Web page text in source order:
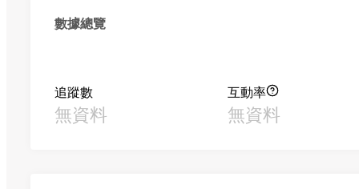
數據總覽
追蹤數
無資料
互動率
無資料